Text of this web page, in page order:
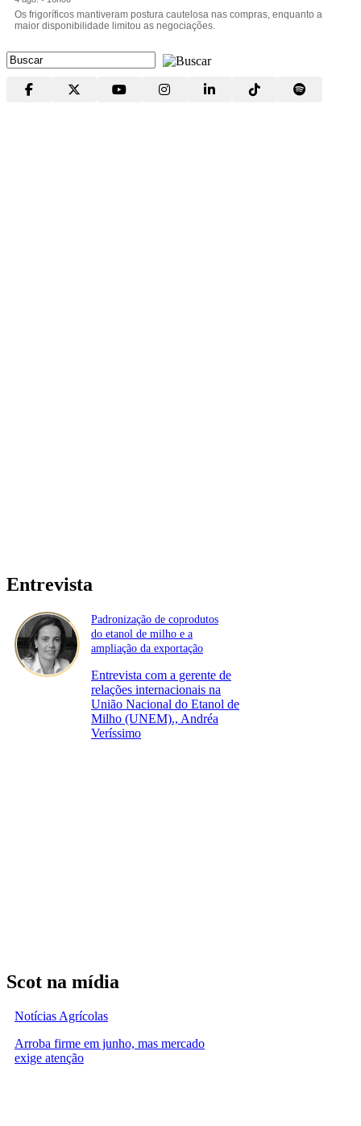
Os frigoríficos mantiveram postura cautelosa nas compras, enquanto a
maior disponibilidade limitou as negociações.
Entrevista
Padronização de coprodutos
do etanol de milho e a
ampliação da exportação
Entrevista com a gerente de
relações internacionais na
União Nacional do Etanol de
Milho (UNEM)., Andréa
Veríssimo
Scot na mídia
Notícias Agrícolas
Arroba firme em junho, mas mercado
exige atenção